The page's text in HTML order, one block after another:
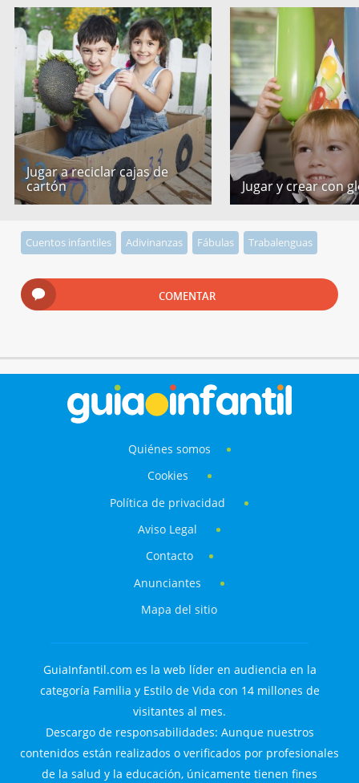
Jugar a reciclar cajas de
cartón
Jugar y crear con
Cuentos infantiles Adivinanzas Fábulas Trabalenguas
COMENTAR
Quiénes somos
Cookies
Política de privacidad
Aviso Legal
Contacto
Anunciantes
Mapa del sitio
GuiaInfantil.com es la web líder en audiencia en la
categoría Familia y Estilo de Vida con 14 millones de
visitantes al mes.
Descargo de responsabilidades: Aunque nuestros
contenidos están realizados o verificados por profesionales
de la salud y la educación, únicamente tienen fines